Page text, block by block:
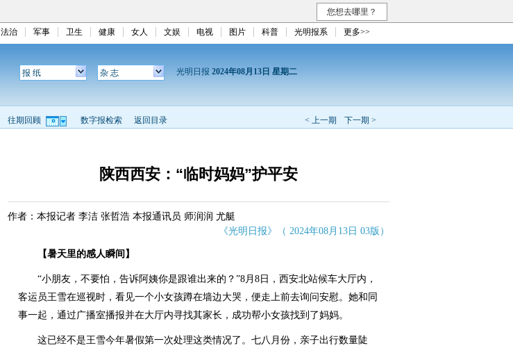
您想去哪里？
法治 军事 卫生 健康 女人 文娱 电视 图片 科普 光明报系 更多>>
报 纸 杂 志 光明日报 2024年08月13日 星期二
< 上一期 下一期 >
往期回顾 数字报检索 返回目录
陕西西安：“临时妈妈”护平安
作者：本报记者 李洁 张哲浩 本报通讯员 师润润 尤艇
《光明日报》（ 2024年08月13日 03版）
【暑天里的感人瞬间】
“小朋友，不要怕，告诉阿姨你是跟谁出来的？”8月8日，西安北站候车大厅内，
客运员王雪在巡视时，看见一个小女孩蹲在墙边大哭，便走上前去询问安慰。她和同
事一起，通过广播室播报并在大厅内寻找其家长，成功帮小女孩找到了妈妈。
这已经不是王雪今年暑假第一次处理这类情况了。七八月份，亲子出行数量陡